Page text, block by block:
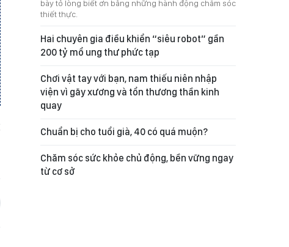
bày tỏ lòng biết ơn bằng những hành động chăm sóc
thiết thực.
Hai chuyên gia điều khiển “siêu robot” gần
200 tỷ mổ ung thư phức tạp
Chơi vật tay với bạn, nam thiếu niên nhập
viện vì gãy xương và tổn thương thần kinh
quay
Chuẩn bị cho tuổi già, 40 có quá muộn?
Chăm sóc sức khỏe chủ động, bền vững ngay
từ cơ sở